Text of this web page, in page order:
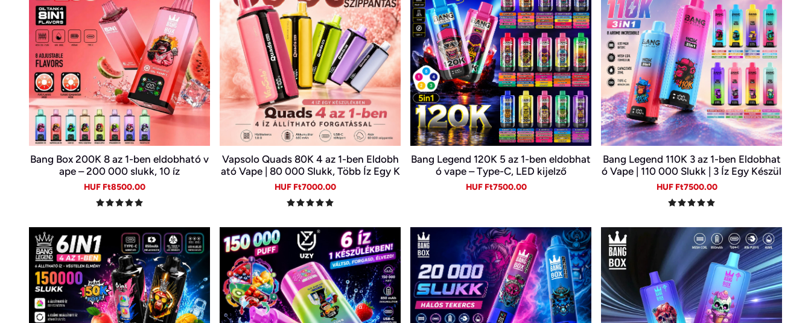
Bang Box 200K 8 az 1-ben eldobható v
ape – 200 000 slukk, 10 íz
Sale
HUF Ft8500.00
Vapsolo Quads 80K 4 az 1-ben Eldobh
ató Vape | 80 000 Slukk, Több Íz Egy K
észülékben
Sale
HUF Ft7000.00
Bang Legend 120K 5 az 1-ben eldobhat
ó vape – Type-C, LED kijelző
Sale
HUF Ft7500.00
Bang Legend 110K 3 az 1-ben Eldobhat
ó Vape | 110 000 Slukk | 3 Íz Egy Készül
ékben | Digitális Kijelző | Type-C
Sale
HUF Ft7500.00